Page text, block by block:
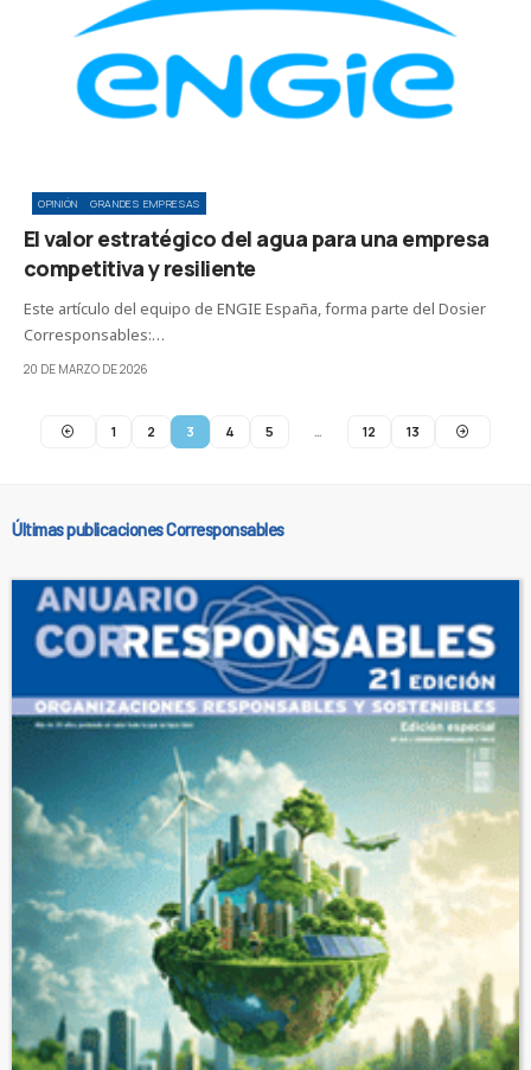
OPINIÓN GRANDES EMPRESAS
El valor estratégico del agua para una empresa
competitiva y resiliente
Este artículo del equipo de ENGIE España, forma parte del Dosier
Corresponsables:…
20 DE MARZO DE 2026
1 2 3 4 5 … 12 13
Últimas publicaciones Corresponsables